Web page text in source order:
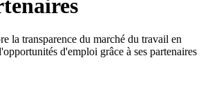
la transparence du marché du travail en
d'emploi grâce à ses partenaires